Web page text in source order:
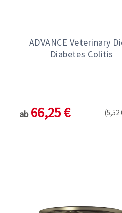
ADVANCE Veterinary
Diabetes Colitis
ab 66,25 € (5,52